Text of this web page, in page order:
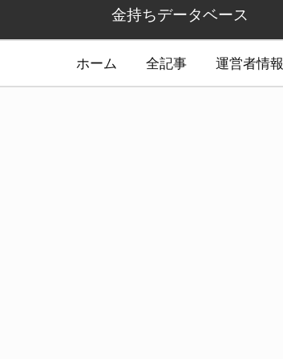
金持ちデータベース
ホーム 全記事 運営者情報